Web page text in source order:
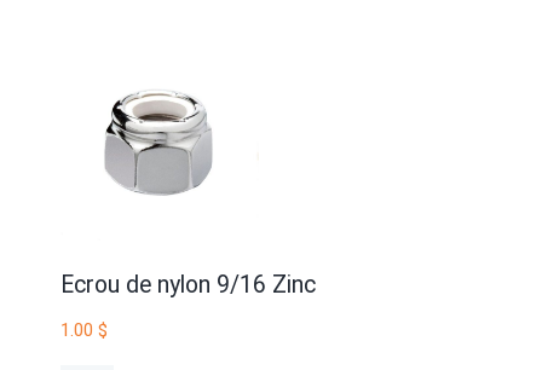
Ecrou de nylon 9/16 Zinc
1.00 $